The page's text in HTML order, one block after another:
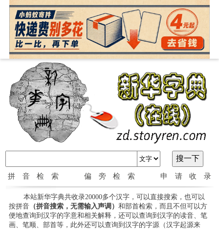
拼音检索 偏旁检索 申请收录
本站新华字典共收录20000多个汉字，可以直接搜索，也可以
按拼音（拼音搜索，无需输入声调） 和部首检索，而且不但可以方
便地查询到汉字的字意和相关解释，还可以查询到汉字的读音、笔
画、笔顺、部首等，此外还可以查询到汉字的字源（汉字起源来